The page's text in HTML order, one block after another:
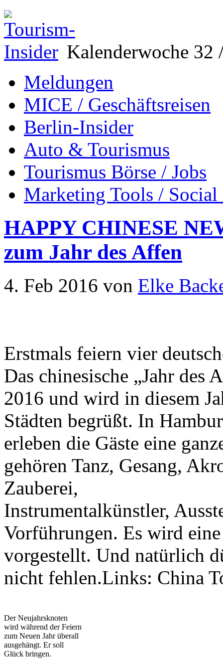
Kalenderwoche 32
Meldungen
MICE / Geschäftsreisen
Berlin-Insider
Auto & Tourismus
Tourismus Börse / Jobs
Marketing Tools /
HAPPY CHINESE
zum Jahr des Affen
4. Feb 2016 von Elke
Erstmals feiern vier
Das chinesische „Jahr des
2016 und wird in diesem
Städten begrüßt. In
erleben die Gäste eine
gehören Tanz, Gesang,
Zauberei,
Instrumentalkünstler,
Vorführungen. Es wird
vorgestellt. Und natürlich
nicht fehlen.Links: China
Der Neujahrsknoten
wird während der Feiern
zum Neuen Jahr überall
ausgehängt. Er soll
Glück bringen.